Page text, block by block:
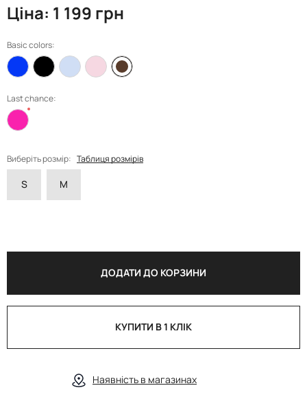
Ціна: 1 199 грн
Basic colors:
Last chance:
Виберіть розмір: Таблиця розмірів
S M
ДОДАТИ ДО КОРЗИНИ
КУПИТИ В 1 КЛІК
Наявність в магазинах